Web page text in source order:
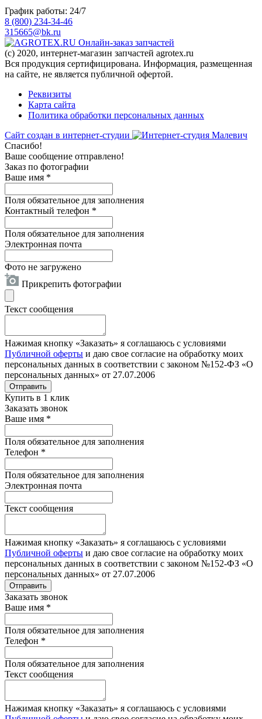
График работы: 24/7
8 (800) 234-34-46
315665@bk.ru
Онлайн-заказ запчастей
(c) 2020, интернет-магазин запчастей agrotex.ru
Вся продукция сертифицирована. Информация, размещенная
на сайте, не является публичной офертой.
Реквизиты
Карта сайта
Политика обработки персональных данных
Сайт создан в интернет-студии
Спасибо!
Ваше сообщение отправлено!
Заказ по фотографии
Ваше имя *
Поля обязательное для заполнения
Контактный телефон *
Поля обязательное для заполнения
Электронная почта
Фото не загружено
Прикрепить фотографии
Текст сообщения
Нажимая кнопку «Заказать» я соглашаюсь с условиями
Публичной оферты и даю свое согласие на обработку моих
персональных данных в соответствии с законом №152-ФЗ «О
персональных данных» от 27.07.2006
Отправить
Купить в 1 клик
Заказать звонок
Ваше имя *
Поля обязательное для заполнения
Телефон *
Поля обязательное для заполнения
Электронная почта
Текст сообщения
Нажимая кнопку «Заказать» я соглашаюсь с условиями
Публичной оферты и даю свое согласие на обработку моих
персональных данных в соответствии с законом №152-ФЗ «О
персональных данных» от 27.07.2006
Отправить
Заказать звонок
Ваше имя *
Поля обязательное для заполнения
Телефон *
Поля обязательное для заполнения
Текст сообщения
Нажимая кнопку «Заказать» я соглашаюсь с условиями